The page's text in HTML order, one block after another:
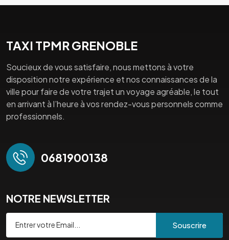
TAXI TPMR GRENOBLE
Soucieux de vous satisfaire, nous mettons à votre
disposition notre expérience et nos connaissances de la
ville pour faire de votre trajet un voyage agréable, le tout
en arrivant à l’heure à vos rendez-vous personnels comme
professionnels.
0681900138
NOTRE NEWSLETTER
Souscrire